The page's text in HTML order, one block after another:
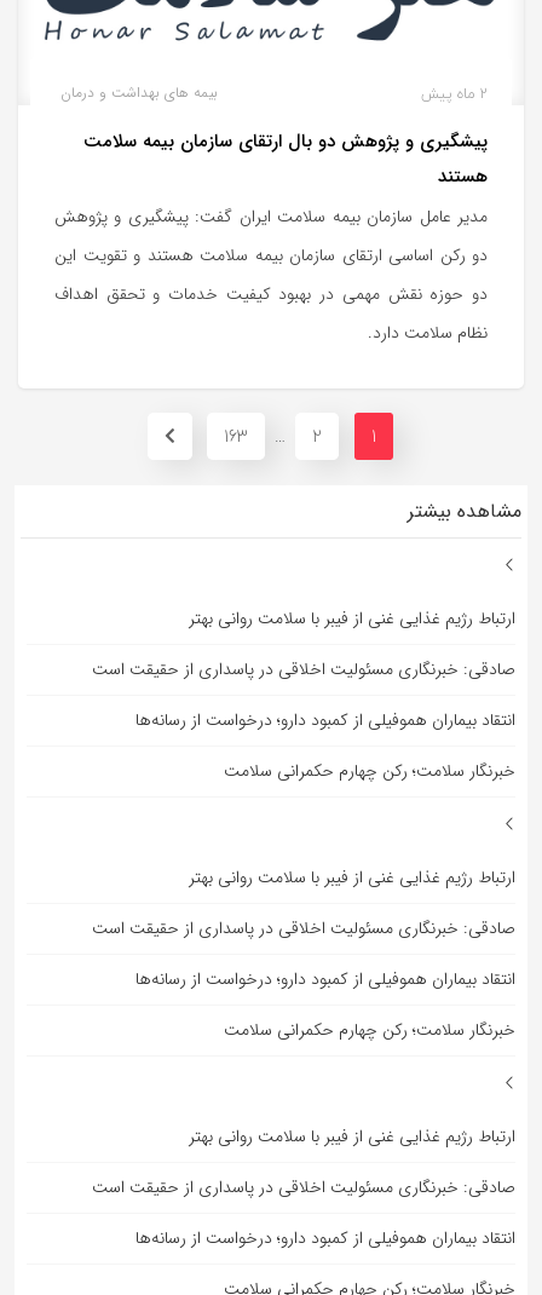
بیمه های بهداشت و درمان 2 ماه پیش
پیشگیری و پژوهش دو بال ارتقای سازمان بیمه سلامت
هستند
مدیر عامل سازمان بیمه سلامت ایران گفت: پیشگیری و پژوهش
دو رکن اساسی ارتقای سازمان بیمه سلامت هستند و تقویت این
دو حوزه نقش مهمی در بهبود کیفیت خدمات و تحقق اهداف
نظام سلامت دارد.
1
2
…
163
مشاهده بیشتر
ارتباط رژیم غذایی غنی از فیبر با سلامت روانی بهتر
صادقی: خبرنگاری مسئولیت اخلاقی در پاسداری از حقیقت است
انتقاد بیماران هموفیلی از کمبود دارو؛ درخواست از رسانه‌ها
خبرنگار سلامت؛ رکن چهارم حکمرانی سلامت
ارتباط رژیم غذایی غنی از فیبر با سلامت روانی بهتر
صادقی: خبرنگاری مسئولیت اخلاقی در پاسداری از حقیقت است
انتقاد بیماران هموفیلی از کمبود دارو؛ درخواست از رسانه‌ها
خبرنگار سلامت؛ رکن چهارم حکمرانی سلامت
ارتباط رژیم غذایی غنی از فیبر با سلامت روانی بهتر
صادقی: خبرنگاری مسئولیت اخلاقی در پاسداری از حقیقت است
انتقاد بیماران هموفیلی از کمبود دارو؛ درخواست از رسانه‌ها
خبرنگار سلامت؛ رکن چهارم حکمرانی سلامت